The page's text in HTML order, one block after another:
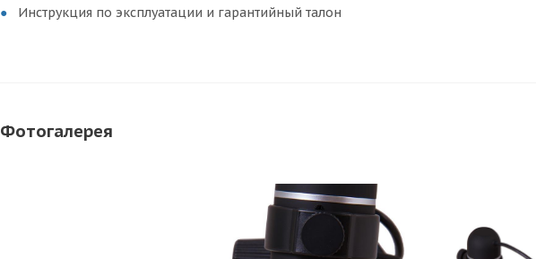
Инструкция по эксплуатации и гарантийный талон
Фотогалерея